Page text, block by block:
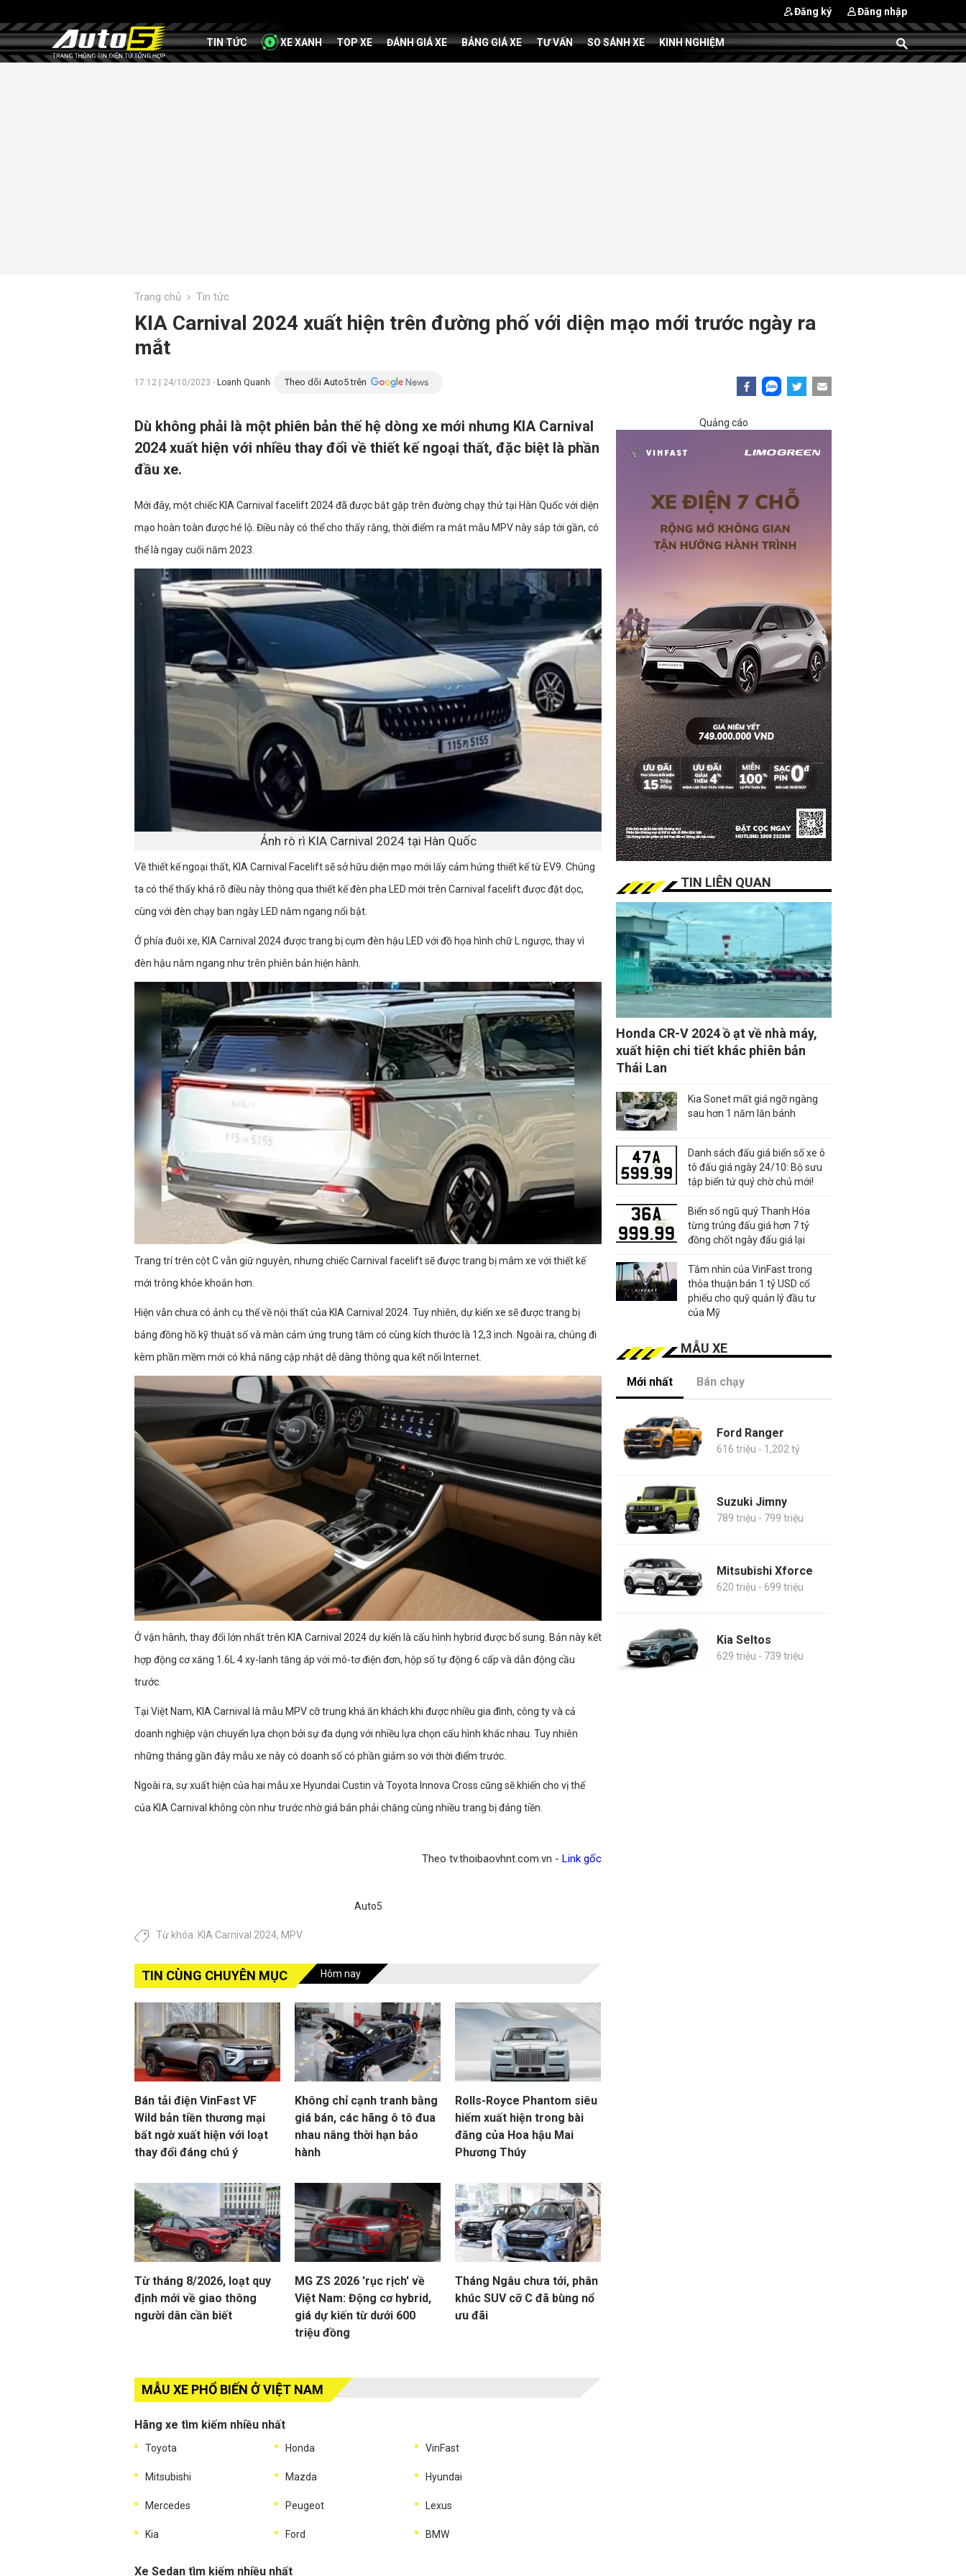
Đăng ký Đăng nhập
TIN TỨC XE XANH TOP XE ĐÁNH GIÁ XE BẢNG GIÁ XE TƯ VẤN SO SÁNH XE KINH NGHIỆM
Trang chủ › Tin tức
KIA Carnival 2024 xuất hiện trên đường phố với diện mạo mới trước ngày ra
mắt
17:12 | 24/10/2023 - Loanh Quanh Theo dõi Auto5 trên
Dù không phải là một phiên bản thế hệ dòng xe mới nhưng KIA Carnival
2024 xuất hiện với nhiều thay đổi về thiết kế ngoại thất, đặc biệt là phần
đầu xe.
Mới đây, một chiếc KIA Carnival facelift 2024 đã được bắt gặp trên đường chạy thử tại Hàn Quốc với diện
mạo hoàn toàn được hé lộ. Điều này có thể cho thấy rằng, thời điểm ra mắt mẫu MPV này sắp tới gần, có
thể là ngay cuối năm 2023.
Ảnh rò rì KIA Carnival 2024 tại Hàn Quốc
Về thiết kế ngoại thất, KIA Carnival Facelift sẽ sở hữu diện mạo mới lấy cảm hứng thiết kế từ EV9. Chúng
ta có thể thấy khá rõ điều này thông qua thiết kế đèn pha LED mới trên Carnival facelift được đặt dọc,
cùng với đèn chạy ban ngày LED nằm ngang nổi bật.
Ở phía đuôi xe, KIA Carnival 2024 được trang bị cụm đèn hậu LED với đồ họa hình chữ L ngược, thay vì
đèn hậu nằm ngang như trên phiên bản hiện hành.
Trang trí trên cột C vẫn giữ nguyên, nhưng chiếc Carnival facelift sẽ được trang bị mâm xe với thiết kế
mới trông khỏe khoắn hơn.
Hiện vẫn chưa có ảnh cụ thể về nội thất của KIA Carnival 2024. Tuy nhiên, dự kiến xe sẽ được trang bị
bảng đồng hồ kỹ thuật số và màn cảm ứng trung tâm có cùng kích thước là 12,3 inch. Ngoài ra, chúng đi
kèm phần mềm mới có khả năng cập nhật dễ dàng thông qua kết nối Internet.
Ở vận hành, thay đổi lớn nhất trên KIA Carnival 2024 dự kiến là cấu hình hybrid được bổ sung. Bản này kết
hợp động cơ xăng 1.6L 4 xy-lanh tăng áp với mô-tơ điện đơn, hộp số tự động 6 cấp và dẫn động cầu
trước.
Tại Việt Nam, KIA Carnival là mẫu MPV cỡ trung khá ăn khách khi được nhiều gia đình, công ty và cả
doanh nghiệp vận chuyển lựa chọn bởi sự đa dụng với nhiều lựa chọn cấu hình khác nhau. Tuy nhiên
những tháng gần đây mẫu xe này có doanh số có phần giảm so với thời điểm trước.
Ngoài ra, sự xuất hiện của hai mẫu xe Hyundai Custin và Toyota Innova Cross cũng sẽ khiến cho vị thế
của KIA Carnival không còn như trước nhờ giá bán phải chăng cùng nhiều trang bị đáng tiền.
Theo tv.thoibaovhnt.com.vn - Link gốc
Auto5
Từ khóa: KIA Carnival 2024, MPV
TIN CÙNG CHUYÊN MỤC Hôm nay
Bán tải điện VinFast VF
Wild bản tiền thương mại
bất ngờ xuất hiện với loạt
thay đổi đáng chú ý
Không chỉ cạnh tranh bằng
giá bán, các hãng ô tô đua
nhau nâng thời hạn bảo
hành
Rolls-Royce Phantom siêu
hiếm xuất hiện trong bài
đăng của Hoa hậu Mai
Phương Thúy
Từ tháng 8/2026, loạt quy
định mới về giao thông
người dân cần biết
MG ZS 2026 'rục rịch' về
Việt Nam: Động cơ hybrid,
giá dự kiến từ dưới 600
triệu đồng
Tháng Ngâu chưa tới, phân
khúc SUV cỡ C đã bùng nổ
ưu đãi
MẪU XE PHỔ BIẾN Ở VIỆT NAM
Hãng xe tìm kiếm nhiều nhất
Toyota Honda VinFast
Mitsubishi Mazda Hyundai
Mercedes Peugeot Lexus
Kia Ford BMW
Xe Sedan tìm kiếm nhiều nhất
Quảng cáo
TIN LIÊN QUAN
Honda CR-V 2024 ồ ạt về nhà máy,
xuất hiện chi tiết khác phiên bản
Thái Lan
Kia Sonet mất giá ngỡ ngàng
sau hơn 1 năm lăn bánh
Danh sách đấu giá biển số xe ô
tô đấu giá ngày 24/10: Bộ sưu
tập biển tứ quý chờ chủ mới!
Biển số ngũ quý Thanh Hóa
từng trúng đấu giá hơn 7 tỷ
đồng chốt ngày đấu giá lại
Tầm nhìn của VinFast trong
thỏa thuận bán 1 tỷ USD cổ
phiếu cho quỹ quản lý đầu tư
của Mỹ
MẪU XE
Mới nhất Bán chạy
Ford Ranger
616 triệu - 1,202 tỷ
Suzuki Jimny
789 triệu - 799 triệu
Mitsubishi Xforce
620 triệu - 699 triệu
Kia Seltos
629 triệu - 739 triệu